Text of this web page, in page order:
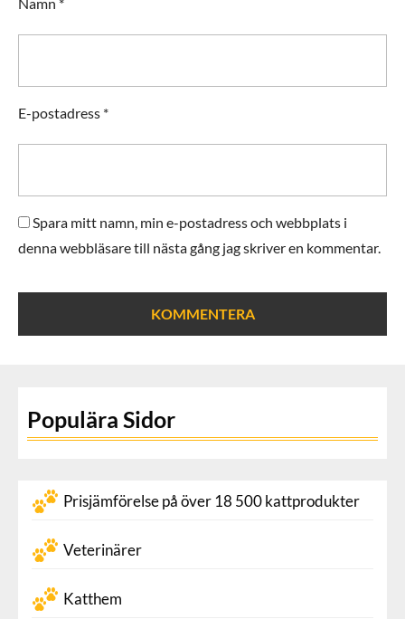
E-postadress *
Spara mitt namn, min e-postadress och webbplats i
denna webbläsare till nästa gång jag skriver en kommentar.
Populära Sidor
Prisjämförelse på över 18 500 kattprodukter
Veterinärer
Katthem